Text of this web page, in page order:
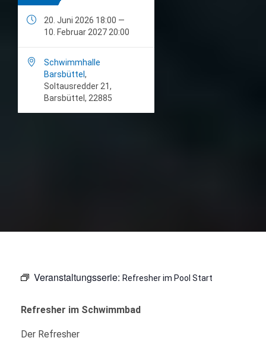

20. Juni 2026 18:00 —
10. Februar 2027 20:00

Schwimmhalle
Barsbüttel ,
Soltausredder 21,
Barsbüttel, 22885
Veranstaltungsserie: Refresher im Pool Start
Refresher im Schwimmbad
Der Refresher